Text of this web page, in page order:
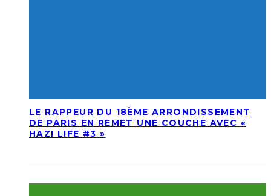
LE RAPPEUR DU 18ÈME ARRONDISSEMENT
DE PARIS EN REMET UNE COUCHE AVEC «
HAZI LIFE #3 »